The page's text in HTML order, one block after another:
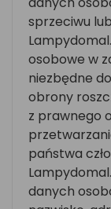
sprzeciwu
osobowe w
niezbędne
obrony
z prawnego
państwa
danych